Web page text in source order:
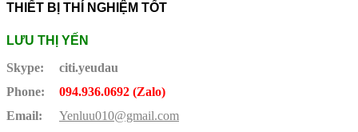
THIẾT BỊ THÍ NGHIỆM TỐT
LƯU THỊ YẾN
Skype:
citi.yeudau
Phone:
094.936.0692 (Zalo)
Email:
Yenluu010@gmail.com